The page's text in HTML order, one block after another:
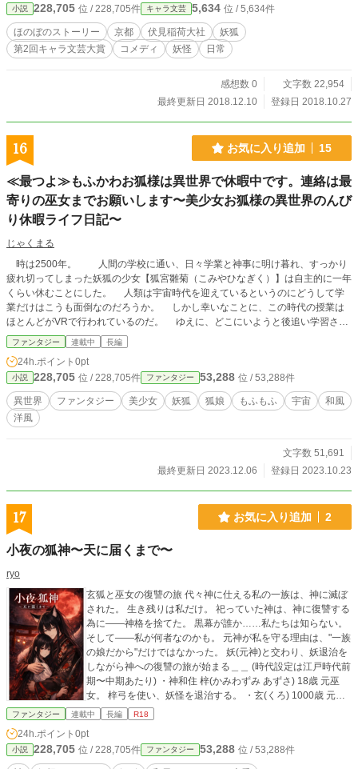
小説 228,705 位 / 228,705件 キャラ文芸 5,634 位 / 5,634件
ほのぼのストーリー 京都 伏見稲荷大社
妖狐
第2回キャラ文芸大賞
コメディ 妖怪 日常
感想数 0
文字数 22,954
最終更新日 2018.12.10
登録日 2018.10.27
16 お気に入り追加 15
≪最つよ≫もふかわお狐様は異世界で休暇中です。連絡は最
寄りの巫女までお願いします〜美少女お狐様の異世界のんび
り休暇ライフ日記〜
じゃくまる
時は2500年。 人間の学校に通い、日々学業と神事に明け暮れ、すっかり
疲れ切ってしまった妖狐の少女【狐宮雛菊（こみやひなぎく）】は自主的に一年
くらい休むことにした。 人類は宇宙時代を迎えているというのにどうして学
業だけはこうも面倒なのだろうか。 しかし幸いなことに、この時代の授業は
ほとんどがVRで行われているのだ。 ゆえに、どこにいようと後追い学習さえ
すればとりあえずは問題ないのである。 そんな雛菊の主な休暇予定地は異世
界に作られた東方世界にある江戸風日本である日ノ本。 この場所でのんびり
休暇を過ごしながら、ちょっとだけ領地の発展に力を入れようとしているのであ
る。 これはそんな狐宮雛菊が異世界の日ノ本でのんびりしたりどたばたしな
がら休暇を過ごすお話。 時々頼まれごとで西方世界に行くものの、おうちは
日ノ本の江戸にほど近い通称お狐様領である。 注意）この物語にはもふもふ
ともちもちが含まれています。 SF要素はありますが見かけ上の物で
ファンタジー 連載中 長編
24h.ポイント 0pt
小説 228,705 位 / 228,705件 ファンタジー 53,288 位 / 53,288件
異世界 ファンタジー 美少女 妖狐 狐娘 もふもふ 宇宙
和風
洋風
文字数 51,691
最終更新日 2023.12.06
登録日 2023.10.23
17 お気に入り追加 2
小夜の狐神〜天に届くまで〜
ryo
玄狐と巫女の復讐の旅 代々神に仕える私の一族は、神に滅ぼ
された。 生き残りは私だけ。 祀っていた神は、神に復讐する
為に――神格を捨てた。 黒幕が誰か……私たちは知らない。
そして――私が何者なのかも。 元神が私を守る理由は、"一族
の娘だから"だけではなかった。 妖(元神)と交わり、妖退治を
しながら神への復讐の旅が始まる＿＿ (時代設定は江戸時代前
期〜中期あたり) ・神和住 梓(かみわずみ あずさ) 18歳 元巫
女。 梓弓を使い、妖怪を退治する。 ・玄(くろ) 1000歳 元
神。現在、玄狐。 昼は虎くらいの大きさの黒い狐。 夜は―
ファンタジー 連載中 長編 R18
24h.ポイント 0pt
小説 228,705 位 / 228,705件 ファンタジー 53,288 位 / 53,288件